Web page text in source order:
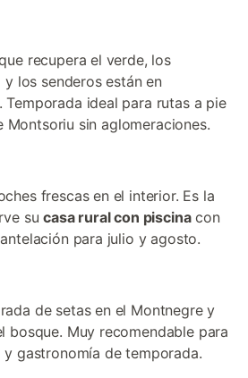
recupera el verde, los
los senderos están en
ideal para rutas a pie
sin aglomeraciones.
frescas en el interior. Es la
sucasa rural con piscinacon
para julio y agosto.
de setas en el Montnegre y
bosque. Muy recomendable para
gastronomía de temporada.